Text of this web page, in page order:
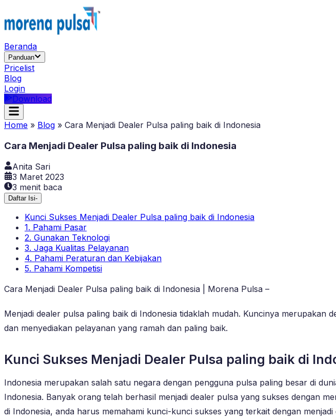
Beranda
Panduan
Pricelist
Blog
Login
Download
Home » Blog » Cara Menjadi Dealer Pulsa paling baik di Indonesia
Cara Menjadi Dealer Pulsa paling baik di Indonesia
Anita Sari
3 Maret 2023
3 menit baca
Daftar Isi-
Kunci Sukses Menjadi Dealer Pulsa paling baik di Indonesia
1. Pahami Pasar
2. Gunakan Teknologi
3. Jaga Kualitas Pelayanan
4. Pahami Peraturan dan Kebijakan
5. Pahami Kompetisi
Cara Menjadi Dealer Pulsa paling baik di Indonesia | Morena Pulsa –
Menjadi dealer pulsa paling baik di Indonesia tidaklah mudah. Kuncinya
dan menyediakan pelayanan yang ramah dan paling baik.
Kunci Sukses Menjadi Dealer Pulsa paling baik di
Indonesia merupakan salah satu negara dengan pengguna pulsa paling besar di
Indonesia. Banyak orang telah berhasil menjadi dealer pulsa yang sukses dengan
di Indonesia, anda harus memahami kunci-kunci sukses yang terkait dengan